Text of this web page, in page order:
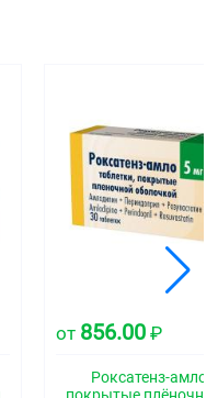
от 856.00 ₽
Роксатенз-амло